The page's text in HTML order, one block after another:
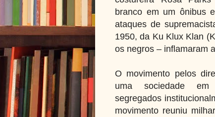
branco em um ônibus
ataques de
1950, da Ku Klux Klan
os negros – inflamaram
O movimento pelos
uma sociedade
segregados
movimento reuniu